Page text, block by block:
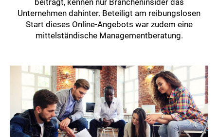
beiträgt, kennen nur Brancheninsider das
Unternehmen dahinter. Beteiligt am reibungslosen
Start dieses Online-Angebots war zudem eine
mittelständische Managementberatung.